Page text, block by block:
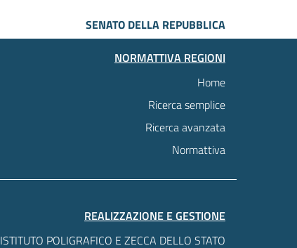
SENATO DELLA REPUBBLICA
NORMATTIVA REGIONI
Home
Ricerca semplice
Ricerca avanzata
Normattiva
REALIZZAZIONE E GESTIONE
ISTITUTO POLIGRAFICO E ZECCA DELLO STATO